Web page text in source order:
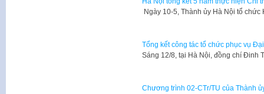
Ngày 10-5, Thành ủy Hà Nội tổ
Tổng kết công tác tổ chức phục vụ
Sáng 12/8, tại Hà Nội, đồng chí Đinh
Chương trình 02-CTr/TU của Thành